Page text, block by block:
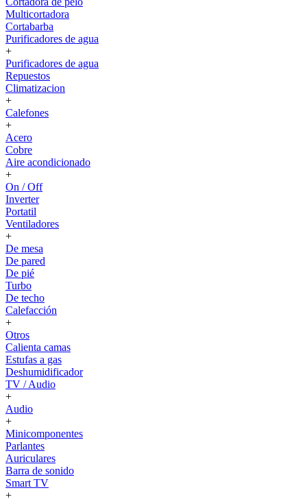
Multicortadora
Cortabarba
Purificadores de agua
+
Purificadores de agua
Repuestos
Climatizacion
+
Calefones
+
Acero
Cobre
Aire acondicionado
+
On / Off
Inverter
Portatil
Ventiladores
+
De mesa
De pared
De pié
Turbo
De techo
Calefacción
+
Otros
Calienta camas
Estufas a gas
Deshumidificador
TV / Audio
+
Audio
+
Minicomponentes
Parlantes
Auriculares
Barra de sonido
Smart TV
+